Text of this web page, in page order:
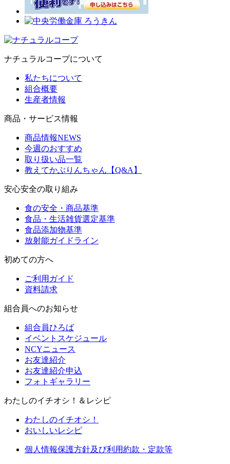
ナチュラルコープについて
私たちについて
組合概要
生産者情報
商品・サービス情報
商品情報NEWS
今週のおすすめ
取り扱い品一覧
教えてかぶりんちゃん【Q&A】
安心安全の取り組み
食の安全・商品基準
食品・生活雑貨選定基準
食品添加物基準
放射能ガイドライン
初めての方へ
ご利用ガイド
資料請求
組合員へのお知らせ
組合員ひろば
イベントスケジュール
NCYニュース
お友達紹介
お友達紹介申込
フォトギャラリー
わたしのイチオシ！＆レシピ
わたしのイチオシ！
おいしいレシピ
個人情報保護方針及び利用約款・定款等